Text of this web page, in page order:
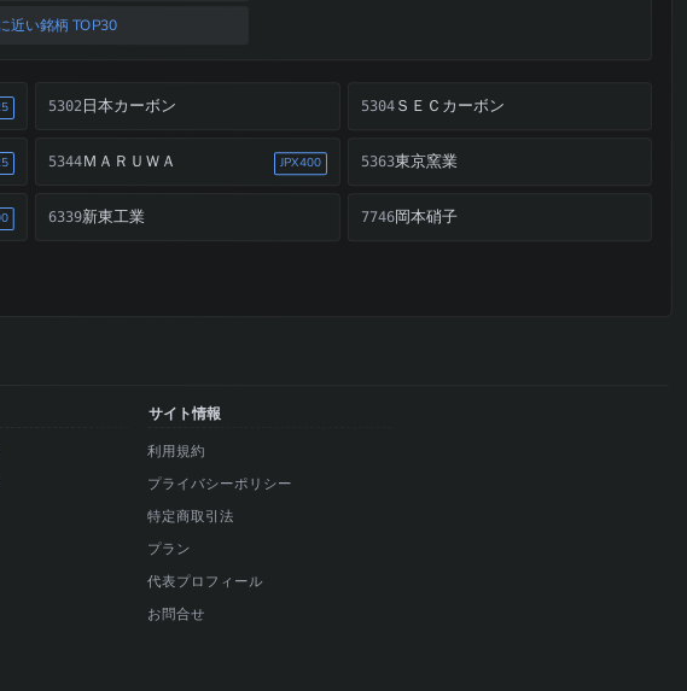
近い銘柄 TOP30
5302日本カーボン 5304ＳＥＣカーボン
5344ＭＡＲＵＷＡ JPX400 5363東京窯業
6339新東工業 7746岡本硝子
サイト情報
利用規約
プライバシーポリシー
特定商取引法
プラン
代表プロフィール
お問合せ